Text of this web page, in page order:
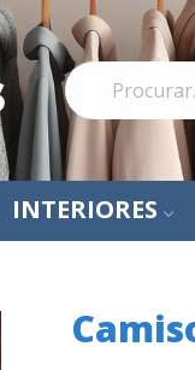
INTERIORES